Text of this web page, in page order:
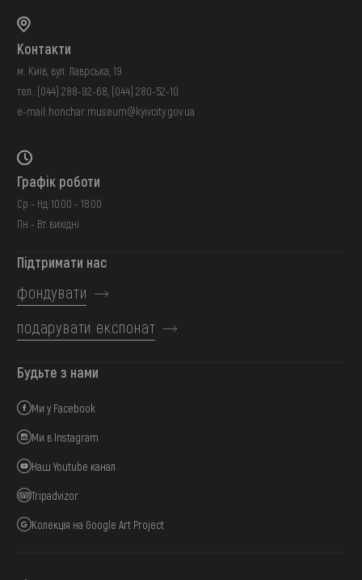
Контакти
м. Київ, вул. Лаврська, 19
тел.: (044) 288-92-68 (044) 280-52-10
e-mail: honchar.museum@kyivcity.gov.ua
Графік роботи
Ср - Нд: 10:00 - 18:00
Пн - Вт: вихідні
Підтримати нас
фондувати
подарувати експонат
Будьте з нами
Ми у Facebook
Ми в Instagram
Наш Youtube канал
Tripadvizor
Колекція на Google Art Project